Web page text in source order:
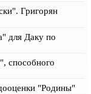
Григорян
для Даку по
способного
"Родины"